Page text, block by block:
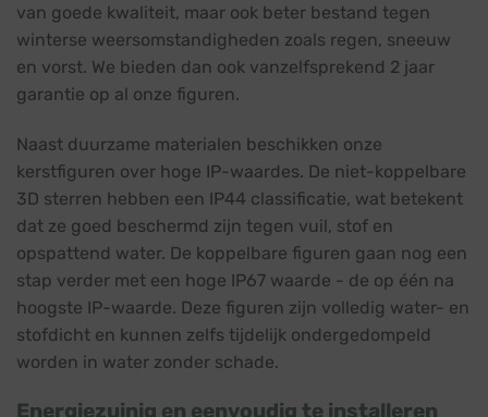
van goede kwaliteit, maar ook beter bestand tegen
winterse weersomstandigheden zoals regen, sneeuw
en vorst. We bieden dan ook vanzelfsprekend 2 jaar
garantie op al onze figuren.
Naast duurzame materialen beschikken onze
kerstfiguren over hoge IP-waardes. De niet-koppelbare
3D sterren hebben een IP44 classificatie, wat betekent
dat ze goed beschermd zijn tegen vuil, stof en
opspattend water. De koppelbare figuren gaan nog een
stap verder met een hoge IP67 waarde - de op één na
hoogste IP-waarde. Deze figuren zijn volledig water- en
stofdicht en kunnen zelfs tijdelijk ondergedompeld
worden in water zonder schade.
Energiezuinig en eenvoudig te installeren